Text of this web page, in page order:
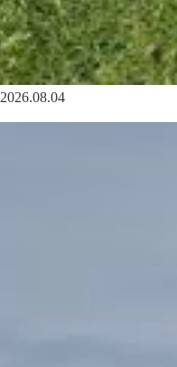
2026.08.04